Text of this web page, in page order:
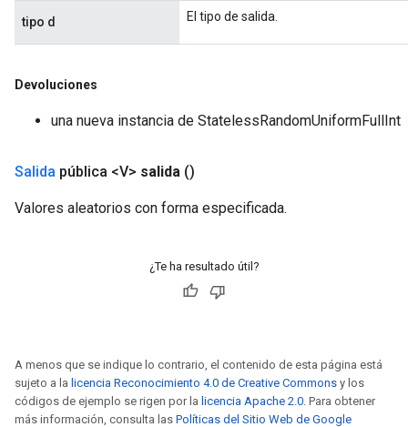
tipo d El tipo de salida.
Devoluciones
una nueva instancia de StatelessRandomUniformFullInt
Salida pública <V> salida ()
Valores aleatorios con forma especificada.
¿Te ha resultado útil?
A menos que se indique lo contrario, el contenido de esta página está
sujeto a la licencia Reconocimiento 4.0 de Creative Commons y los
códigos de ejemplo se rigen por la licencia Apache 2.0. Para obtener
más información, consulta las Políticas del Sitio Web de Google